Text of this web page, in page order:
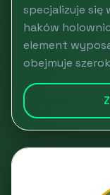
specjalizuje się
haków
element
obejmuje